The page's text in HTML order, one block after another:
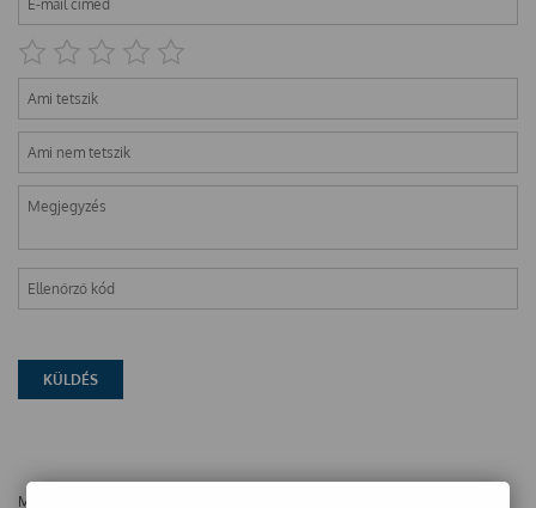
Még nincsenek vélemények ehhez a termékhez!